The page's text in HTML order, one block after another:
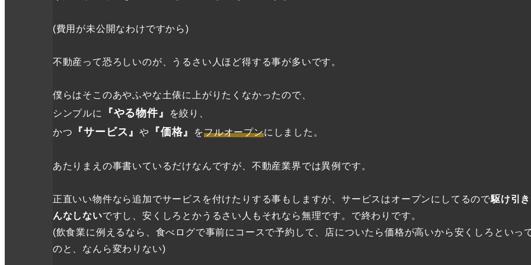
(費用が未公開なわけですから)
不動産って恐ろしいのが、うるさい人ほど得する事が多いです。
僕らはそこのあやふやな土俵に上がりたくなかったので、
シンプルに
『やる物件』
を絞り、
かつ
『サービス』や 『価格』 をフルオープンにしました。
あたりまえの事書いているだけなんですが、不動産業界では異例です。
正直いい物件なら追加でサービスを付けたりする事もしますが、サービスはオープンにしてるので駆け引
んなしないですし、安くしろとかうるさい人もそれなら無理です。で終わりです。
(飲食業に例えるなら、食べログで事前にコースで予約して、店についたら価格が高いから安くしろといっ
のと、なんら変わりない)